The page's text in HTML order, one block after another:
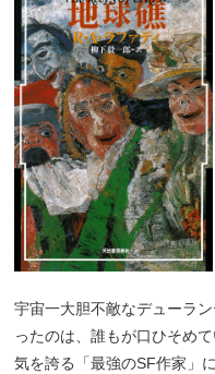
宇宙一大胆不敵なデューラ
ったのは、誰もが口ひそめ
気を誇る「最強のSF作家」